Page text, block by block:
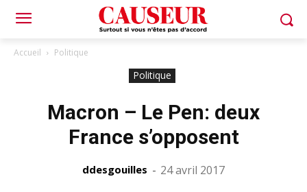
Accueil Politique
Politique
Macron – Le Pen: deux
France s’opposent
ddesgouilles - 24 avril 2017